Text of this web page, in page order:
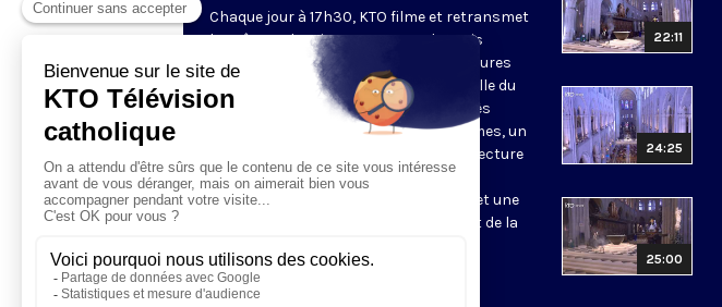
Chaque jour à 17h30, KTO filme et retransmet
les Vêpres depuis Notre-Dame de Paris
rouverte. Les Vêpres font partie des Heures
de l’Office divin, c’est la prière solennelle du
soir. L’office de Vêpres comprend, après
l’introduction, une hymne, deux Psaumes, un
Cantique du Nouveau Testament, une lecture
brève, le chant d’actions de grâces du
Magnificat, les prières d’intercession et une
brève oraison. Les textes des Vêpres et de la
qu’indiquent le sitewww.aelf.org
22:11
24:25
25:00